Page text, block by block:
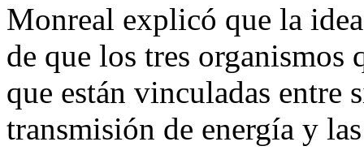
Monreal explicó que la
de que los tres organismos
que están vinculadas entre
transmisión de energía y